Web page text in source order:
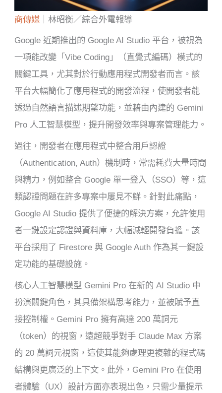
商傳媒 ｜林昭衡／綜合外電報導
Google 近期推出的 Google AI Studio 平台，被視為
一項能改變「Vibe Coding」（直覺式編碼）模式的
關鍵工具，尤其對於行動應用程式開發者而言。該
平台大幅簡化了應用程式的開發流程，使開發者能
透過自然語言描述期望功能，並藉由內建的 Gemini
Pro 人工智慧模型，提升開發效率與專案管理能力。
過往，開發者在應用程式中整合用戶認證
（Authentication, Auth）機制時，常需耗費大量時間
與精力，例如整合 Google 單一登入（SSO）等，這
類認證問題在許多專案中屢見不鮮。針對此痛點，
Google AI Studio 提供了便捷的解決方案，允許使用
者一鍵設定認證與資料庫，大幅減輕開發負擔。該
平台採用了 Firestore 與 Google Auth 作為其一鍵設
定功能的基礎設施。
核心人工智慧模型 Gemini Pro 在新的 AI Studio 中
扮演關鍵角色，其具備架構思考能力，並被賦予直
接控制權。Gemini Pro 擁有高達 200 萬詞元
（token）的視窗，遠超競爭對手 Claude Max 方案
的 20 萬詞元視窗，這使其能夠處理更複雜的程式碼
結構與更廣泛的上下文。此外，Gemini Pro 在使用
者體驗（UX）設計方面亦表現出色，只需少量提示